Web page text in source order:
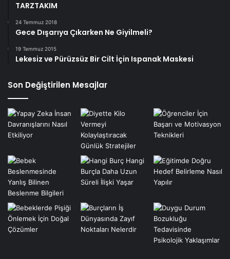
TARZTAKIM
24 Temmuz 2018
Gece Dışarıya Çıkarken Ne Giyilmeli?
19 Temmuz 2015
Lekesiz ve Pürüzsüz Bir Cilt İçin Ispanak Maskesi
Son Değiştirilen Mesajlar